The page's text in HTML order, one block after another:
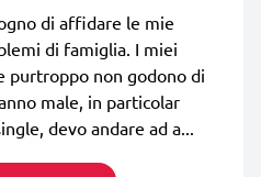
di affidare le mie
di famiglia. I miei
purtroppo non godono di
male, in particolar
devo andare ad a...